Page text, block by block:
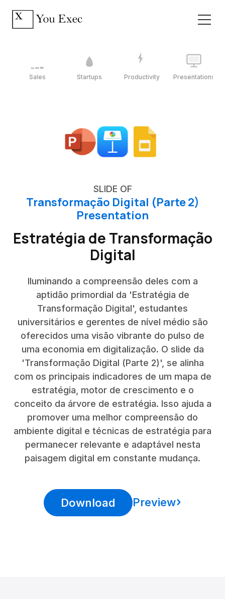
Sales Startups Productivity Presentations
SLIDE OF
Transformação Digital (Parte 2)
Presentation
Estratégia de Transformação
Digital
Iluminando a compreensão deles com a
aptidão primordial da 'Estratégia de
Transformação Digital', estudantes
universitários e gerentes de nível médio são
oferecidos uma visão vibrante do pulso de
uma economia em digitalização. O slide da
'Transformação Digital (Parte 2)', se alinha
com os principais indicadores de um mapa de
estratégia, motor de crescimento e o
conceito da árvore de estratégia. Isso ajuda a
promover uma melhor compreensão do
ambiente digital e técnicas de estratégia para
permanecer relevante e adaptável nesta
paisagem digital em constante mudança.
Download Preview